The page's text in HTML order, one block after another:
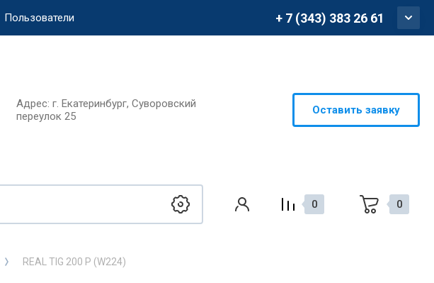
Пользователи + 7 (343) 383 26 61
Адрес: г. Екатеринбург, Суворовский
переулок 25
Оставить заявку
0 0
REAL TIG 200 P (W224)